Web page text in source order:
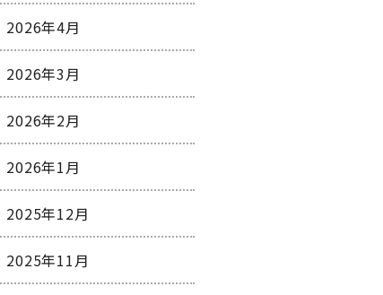
2026年4月
2026年3月
2026年2月
2026年1月
2025年12月
2025年11月